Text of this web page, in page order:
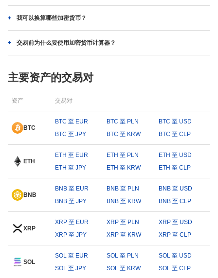
我可以换算哪些加密货币？
交易前为什么要使用加密货币计算器？
主要资产的交易对
资产 交易对
BTC
BTC 至 EUR BTC 至 PLN
BTC 至 USD
BTC 至 JPY
BTC 至 KRW BTC 至 CLP
ETH
ETH 至 EUR ETH 至 PLN
ETH 至 USD
ETH 至 JPY
ETH 至 KRW ETH 至 CLP
BNB
BNB 至 EUR BNB 至 PLN
BNB 至 USD
BNB 至 JPY
BNB 至 KRW BNB 至 CLP
XRP
XRP 至 EUR XRP 至 PLN
XRP 至 USD
XRP 至 JPY
XRP 至 KRW XRP 至 CLP
SOL
SOL 至 EUR SOL 至 PLN
SOL 至 USD
SOL 至 JPY
SOL 至 KRW SOL 至 CLP